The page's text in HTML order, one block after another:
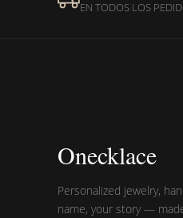
EN TODOS LOS
Onecklace
Personalized jewelry,
name, your story —